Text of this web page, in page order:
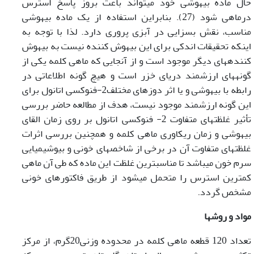
درماهی شود (27). بنابراین استفاده از یک ماده بیهوشی
مناسب، نقش بسزایی در آبزی پروری دارد. لذا با توجه به
اینکه تحقیقات اندکی برای این بیهوش کننده نیست به بیهوش
کننده­های دیگر موجود است و از آنجایی که ماهی کلمه یکی از
گونه­های ارزشمند دریای خزر است و هیچ گونه اطلاعاتی در
رابطه با بیهوشی و یا اثر دوزهای مختلف­2-فنوکسی اتانول برای
این گونه ارزشمند موجود نیست، هدف از مطالعه حاضر بررسی
تأثیر غلظت­های متفاوت 2- فنوکسی اتانول بر روی زمان القای
بیهوشی و زمان ریکاوری ماهی کلمه و هم­چنین بررسی اثرات
غلظت­های متفاوت آن در برخی از شاخص­های خونی و بیوشیمیایی
سرم خون می­باشد تا مناسب­­ترین غلظت این ماده که طی آن ماهی
کمترین استرس را متحمل می­شود از طریق فاکتور­های خونی
مشخص گردد.
مواد و روشها
تعداد 120 قطعه ماهی کلمه در محدوده وزنی20گرم، از مرکز